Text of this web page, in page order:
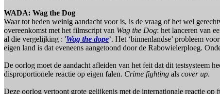
WADA: Wag the Dog
Waar tot heden weinig aandacht voor is, is de vraag of het wel
overeenkomst met het filmscript van Wag the Dog: het lanceren van
al die vergelijking : 'Wag the dope’. Het ‘binnenlandse’ probleem
eigen land is dat eveneens aangetoond door de Rabowielerploeg.
De oorlog moet de aandacht afleiden van het feit dat dit testsysteem
disproportionele reactie op eigen falen. Crime fighting als cover up.
Deze oorlog vertoont grote gelijkenis met de internationale reactie